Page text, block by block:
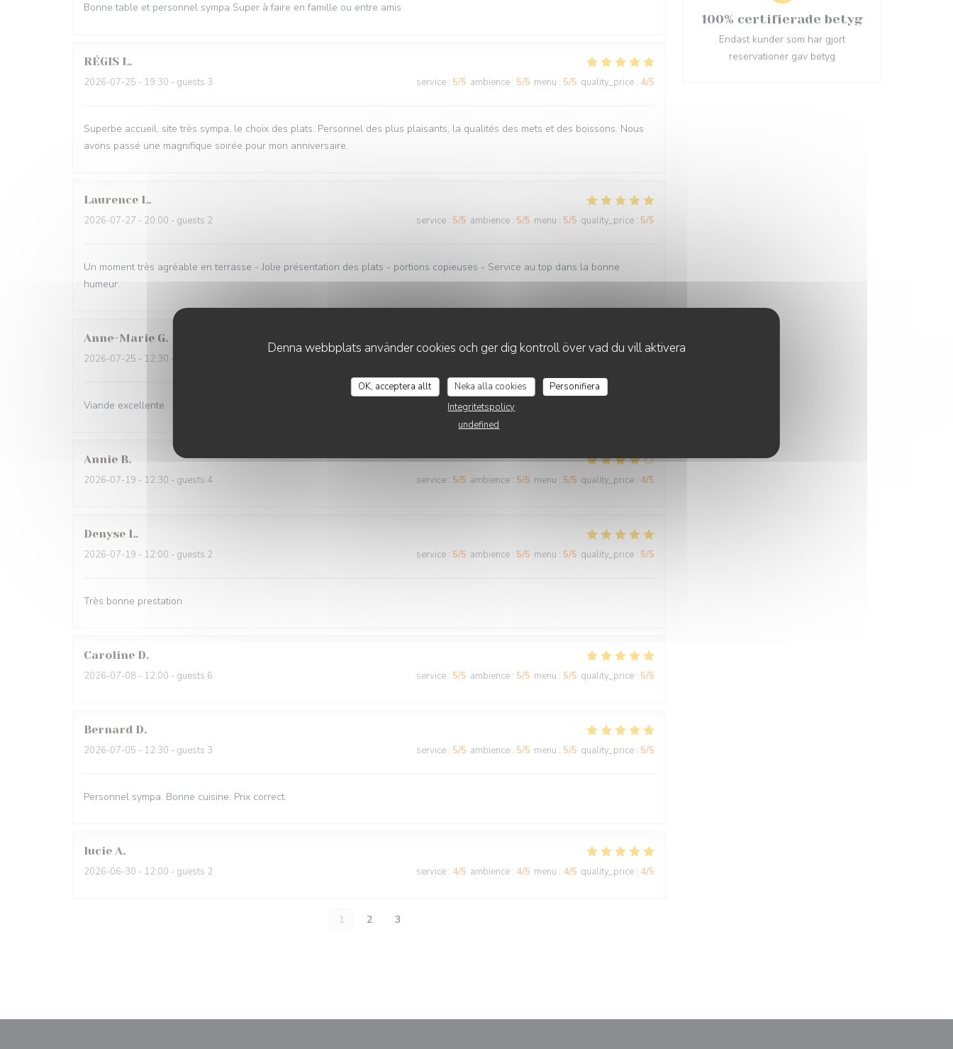
Denna webbplats använder cookies och ger dig kontroll över vad du vill aktivera
OK, acceptera allt Neka alla cookies
Personifiera
Integritetspolicy
undefined
Bonne table et personnel sympa Super à faire en famille ou entre amis
RÉGIS L
2026-07-25 - 19:30 - guests 3 service : 5/5 ambience : 5/5 menu : 5/5 quality_price : 4/5
Superbe accueil, site très sympa, le choix des plats. Personnel des plus plaisants, la qualités des mets et des boissons. Nous
avons passé une magnifique soirée pour mon anniversaire.
Laurence L
2026-07-27 - 20:00 - guests 2 service : 5/5 ambience : 5/5 menu : 5/5 quality_price : 5/5
Un moment très agréable en terrasse - Jolie présentation des plats - portions copieuses - Service au top dans la bonne
humeur.
Anne-Marie G
2026-07-25 - 12:30 - guests 3
Viande excellente
Annie B
2026-07-19 - 12:30 - guests 4 service : 5/5 ambience : 5/5 menu : 5/5 quality_price : 4/5
Denyse L
2026-07-19 - 12:00 - guests 2 service : 5/5 ambience : 5/5 menu : 5/5 quality_price : 5/5
Très bonne prestation
Caroline D
2026-07-08 - 12:00 - guests 6 service : 5/5 ambience : 5/5 menu : 5/5 quality_price : 5/5
Bernard D
2026-07-05 - 12:30 - guests 3 service : 5/5 ambience : 5/5 menu : 5/5 quality_price : 5/5
Personnel sympa. Bonne cuisine. Prix correct.
lucie A
2026-06-30 - 12:00 - guests 2 service : 4/5 ambience : 4/5 menu : 4/5 quality_price : 4/5
1 2 3
100% certifierade betyg
Endast kunder som har gjort
reservationer gav betyg
O'CHAROLAIS